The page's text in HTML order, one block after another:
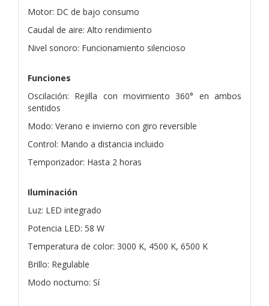
Motor: DC de bajo consumo
Caudal de aire: Alto rendimiento
Nivel sonoro: Funcionamiento silencioso
Funciones
Oscilación: Rejilla con movimiento 360° en ambos
sentidos
Modo: Verano e invierno con giro reversible
Control: Mando a distancia incluido
Temporizador: Hasta 2 horas
Iluminación
Luz: LED integrado
Potencia LED: 58 W
Temperatura de color: 3000 K, 4500 K, 6500 K
Brillo: Regulable
Modo nocturno: Sí